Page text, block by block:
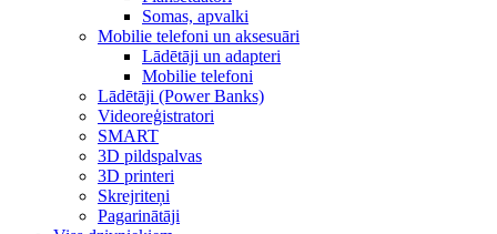
Somas, apvalki
Mobilie telefoni un aksesuāri
Lādētāji un adapteri
Mobilie telefoni
Lādētāji (Power Banks)
Videoreģistratori
SMART
3D pildspalvas
3D printeri
Skrejriteņi
Pagarinātāji